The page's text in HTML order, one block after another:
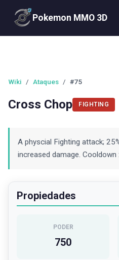
Pokemon MMO 3D
Wiki / Ataques / #75
Cross Chop FIGHTING
A physcial Fighting attack;
increased damage.
Propiedades
PODER
750